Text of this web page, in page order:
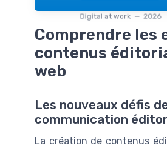
Digital at work — 2026
Comprendre les
contenus
web
Les nouveaux défis
communication
La création de contenus